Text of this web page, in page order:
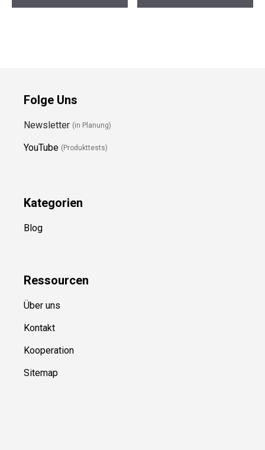
Folge Uns
Newsletter (in Planung)
YouTube (Produkttests)
Kategorien
Blog
Ressourcen
Über uns
Kontakt
Kooperation
Sitemap